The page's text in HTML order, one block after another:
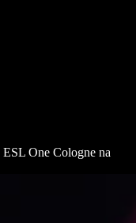
One Cologne na